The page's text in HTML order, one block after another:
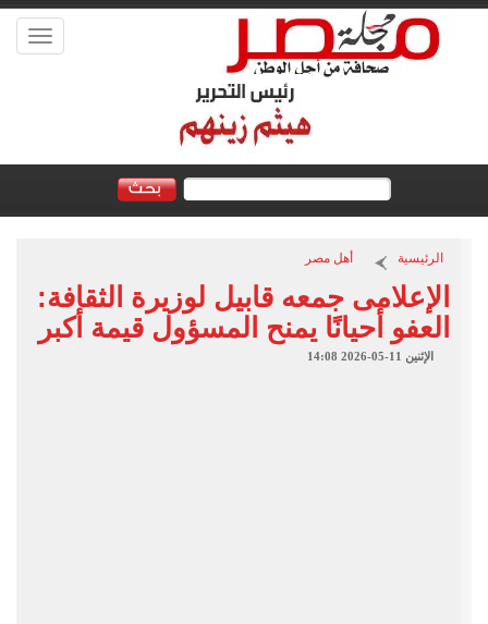
Toggle
الرئيسية أهل مصر
الإعلامى جمعه قابيل لوزيرة الثقافة:
العفو أحيانًا يمنح المسؤول قيمة أكبر
الإثنين 11-05-2026 14:08